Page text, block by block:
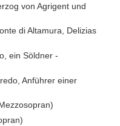
von Agrigent und
di Altamura, Delizias
ein Söldner -
Anführer einer